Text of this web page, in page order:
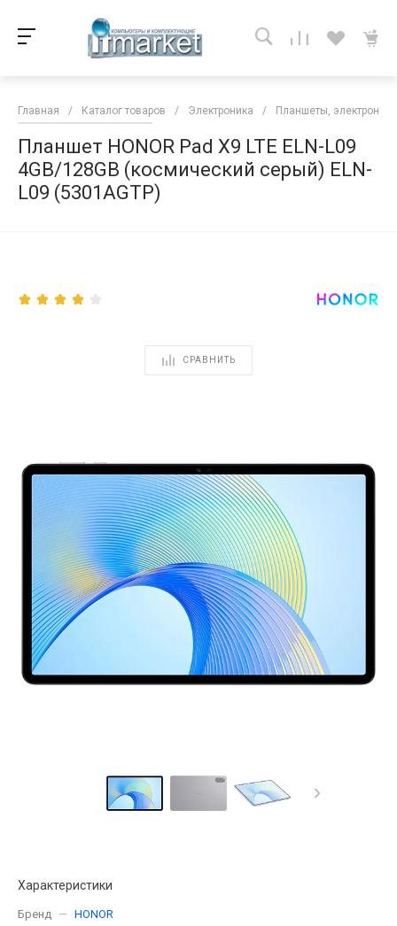
Главная / Каталог товаров / Электроника / Планшеты,
Планшет HONOR Pad X9 LTE ELN-L09
4GB/128GB (космический серый) ELN-
L09 (5301AGTP)
СРАВНИТЬ
Характеристики
Бренд — HONOR